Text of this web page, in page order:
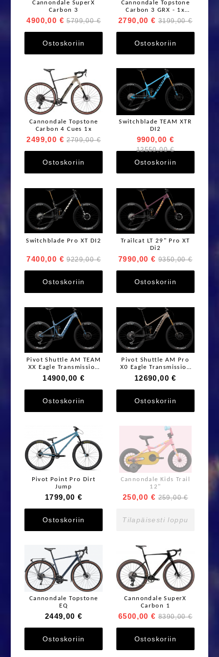
Cannondale SuperX
Carbon 3
4900,00 € 5799,00 €
Ostoskoriin
Cannondale Topstone
Carbon 3 GRX - 1x
Moonrock
2790,00 € 3199,00 €
Ostoskoriin
Cannondale Topstone
Carbon 4 Cues 1x
2499,00 € 2799,00 €
Ostoskoriin
Switchblade TEAM XTR
DI2
9900,00 €
12550,00 €
Ostoskoriin
Switchblade Pro XT DI2
7400,00 € 9229,00 €
Ostoskoriin
Trailcat LT 29" Pro XT
Di2
7990,00 € 9350,00 €
Ostoskoriin
Pivot Shuttle AM TEAM
XX Eagle Transmission
2026
14900,00 €
Ostoskoriin
Pivot Shuttle AM Pro
X0 Eagle Transmission
2026
12690,00 €
Ostoskoriin
Pivot Point Pro Dirt
Jump
1799,00 €
Ostoskoriin
Cannondale Kids Trail
12"
250,00 € 259,00 €
Tilapäisesti loppu
Cannondale Topstone
EQ
2449,00 €
Ostoskoriin
Cannondale SuperX
Carbon 1
6500,00 € 8390,00 €
Ostoskoriin